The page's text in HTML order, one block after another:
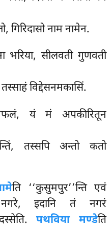
गिरिदासो नाम नामेन.
भरिया, सीलवती गुणवती
विद्देसनमकासिं.
यं मं अपकीरितून
तस्सपि अन्तो कतो
ति ‘‘कुसुमपुर’’न्ति एवं
नगरे, इदानि तं नगरं
पथविया मण्डेति